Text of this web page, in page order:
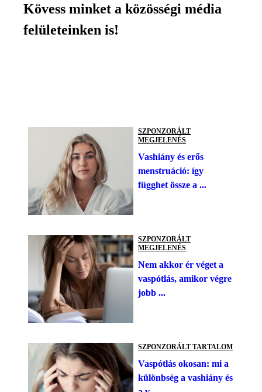
Kövess minket a közösségi média
felületeinken is!
SZPONZORÁLT
MEGJELENÉS
Vashiány és erős
menstruáció: így
függhet össze a ...
SZPONZORÁLT
MEGJELENÉS
Nem akkor ér véget a
vaspótlás, amikor végre
jobb ...
SZPONZORÁLT TARTALOM
Vaspótlás okosan: mi a
különbség a vashiány és